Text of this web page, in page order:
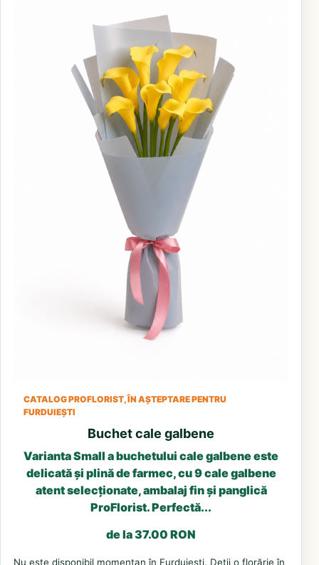
CATALOG PROFLORIST, ÎN AȘTEPTARE PENTRU
FURDUIEȘTI
Buchet cale galbene
Varianta Small a buchetului cale galbene este
delicată și plină de farmec, cu 9 cale galbene
atent selecționate, ambalaj fin și panglică
ProFlorist. Perfectă...
de la 37.00 RON
Nu este disponibil momentan în Furduiești. Deții o florărie în